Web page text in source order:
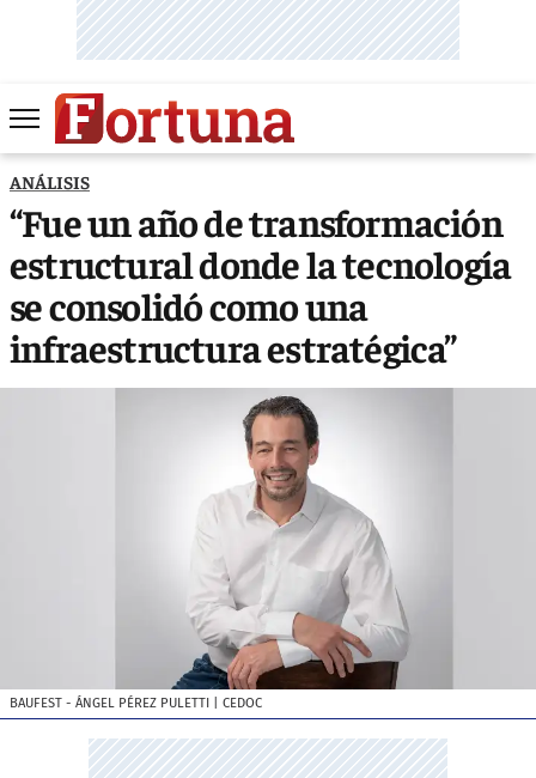
ANÁLISIS
“Fue un año de transformación
estructural donde la tecnología
se consolidó como una
infraestructura estratégica”
BAUFEST - ÁNGEL PÉREZ PULETTI | CEDOC